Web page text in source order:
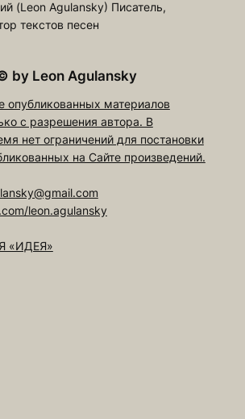
(Leon Agulansky) Писатель,
текстов песен
by Leon Agulansky
опубликованных материалов
с разрешения автора. В
нет ограничений для постановки
на Сайте произведений.
leon.agulansky
«ИДЕЯ»